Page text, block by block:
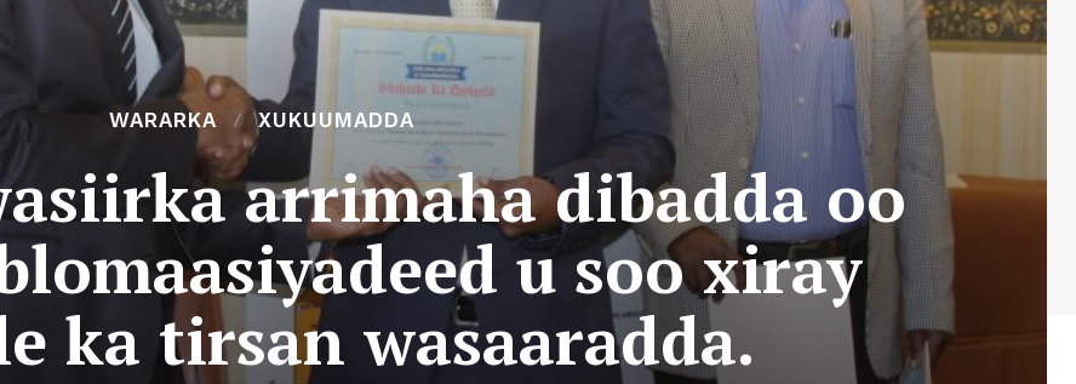
WARARKA XUKUUMADDA
arrimaha dibadda oo
u soo xiray
ka tirsan wasaaradda.